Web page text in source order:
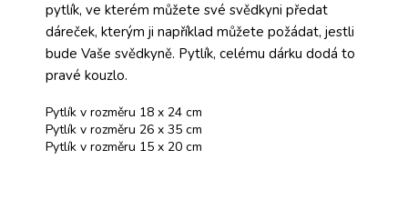
pytlík, ve kterém můžete své svědkyni předat
dáreček, kterým ji například můžete požádat, jestli
bude Vaše svědkyně. Pytlík, celému dárku dodá to
pravé kouzlo.
Pytlík v rozměru 18 x 24 cm
Pytlík v rozměru 26 x 35 cm
Pytlík v rozměru 15 x 20 cm